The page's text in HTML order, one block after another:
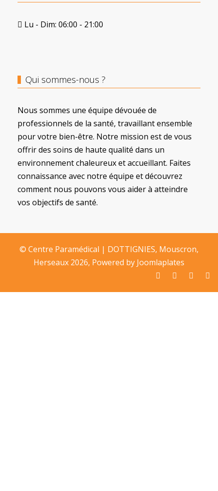
Lu - Dim: 06:00 - 21:00
Qui sommes-nous ?
Nous sommes une équipe dévouée de
professionnels de la santé, travaillant ensemble
pour votre bien-être. Notre mission est de vous
offrir des soins de haute qualité dans un
environnement chaleureux et accueillant. Faites
connaissance avec notre équipe et découvrez
comment nous pouvons vous aider à atteindre
vos objectifs de santé.
© Centre Paramédical | DOTTIGNIES, Mouscron,
Herseaux 2026, Powered by Joomlaplates